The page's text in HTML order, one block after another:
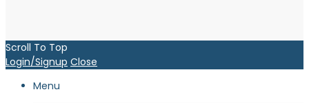
Scroll To Top
Login/Signup Close
Menu